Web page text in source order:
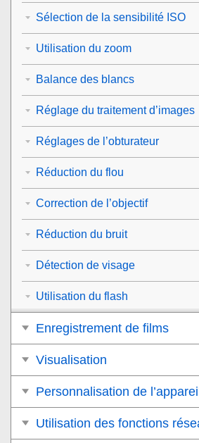
Sélection de la sensibilité ISO
Utilisation du zoom
Balance des blancs
Réglage du traitement d’images
Réglages de l’obturateur
Réduction du flou
Correction de l’objectif
Réduction du bruit
Détection de visage
Utilisation du flash
Enregistrement de films
Visualisation
Personnalisation de
Utilisation des fonctions